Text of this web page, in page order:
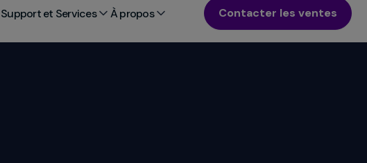
Support et Services À propos Contacter les ventes